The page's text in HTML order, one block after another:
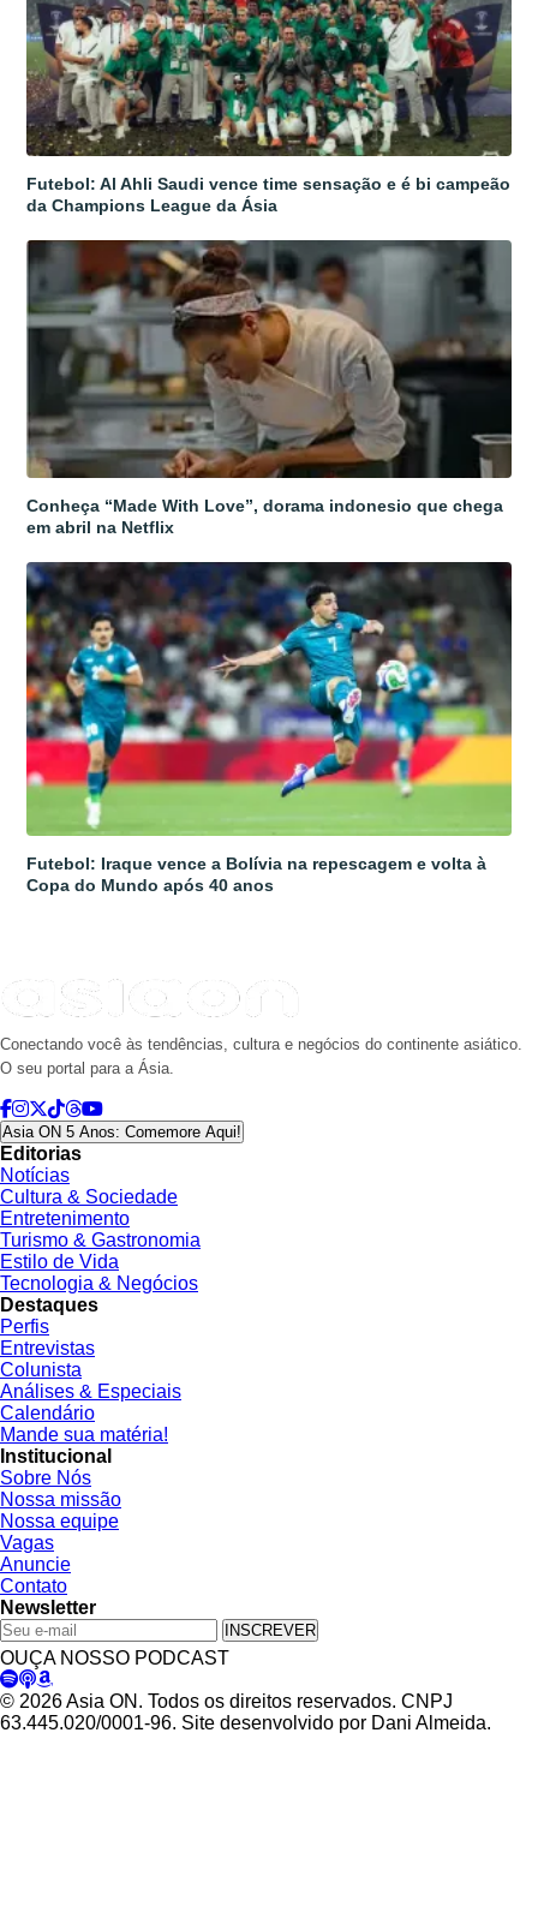
Futebol: Al Ahli Saudi vence time sensação e é bi campeão
da Champions League da Ásia
Conheça “Made With Love”, dorama indonesio que chega
em abril na Netflix
Futebol: Iraque vence a Bolívia na repescagem e volta à
Copa do Mundo após 40 anos
Conectando você às tendências, cultura e negócios do continente asiático.
O seu portal para a Ásia.
Asia ON 5 Anos: Comemore Aqui!
Editorias
Notícias
Cultura & Sociedade
Entretenimento
Turismo & Gastronomia
Estilo de Vida
Tecnologia & Negócios
Destaques
Perfis
Entrevistas
Colunista
Análises & Especiais
Calendário
Mande sua matéria!
Institucional
Sobre Nós
Nossa missão
Nossa equipe
Vagas
Anuncie
Contato
Newsletter
INSCREVER
OUÇA NOSSO PODCAST
© 2026 Asia ON. Todos os direitos reservados. CNPJ
63.445.020/0001-96. Site desenvolvido por Dani Almeida.